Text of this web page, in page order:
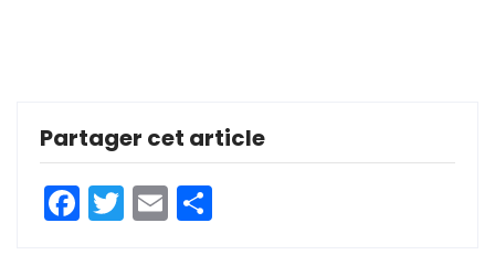
Partager cet article
Facebook
Twitter
Email